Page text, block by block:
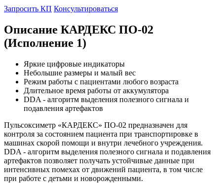
Запросить КП Консультироваться
Описание КАРДЕКС ПО-02
(Исполнение 1)
Яркие цифровые индикаторы
Небольшие размеры и малый вес
Режим работы с пациентами любого возраста
Длительное время работы от аккумулятора
DDA - алгоритм выделения полезного сигнала и
подавления артефактов
Пульсоксиметр «КАРДЕКС» ПО-02 предназначен для
контроля за состоянием пациента при транспортировке в
машинах скорой помощи и внутри лечебного учреждения.
DDA - алгоритм выделения полезного сигнала и подавления
артефактов позволяет получать устойчивые данные при
интенсивных помехах от движений пациента, в том числе
при работе с детьми и новорожденными.